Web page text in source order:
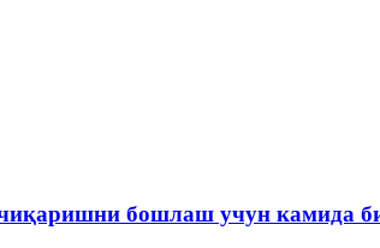
бошлаш учун камида